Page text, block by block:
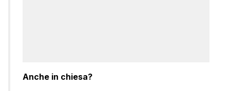
Anche in chiesa?